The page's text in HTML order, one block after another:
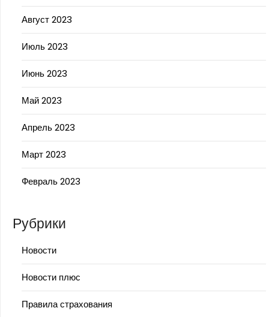
Август 2023
Июль 2023
Июнь 2023
Май 2023
Апрель 2023
Март 2023
Февраль 2023
Рубрики
Новости
Новости плюс
Правила страхования